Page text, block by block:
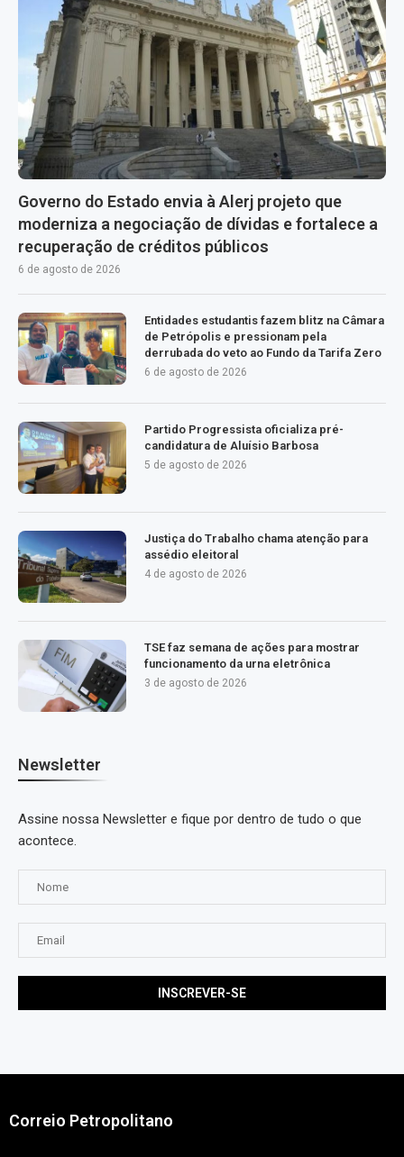
Governo do Estado envia à Alerj projeto que
moderniza a negociação de dívidas e fortalece a
recuperação de créditos públicos
6 de agosto de 2026
Entidades estudantis fazem blitz na Câmara
de Petrópolis e pressionam pela
derrubada do veto ao Fundo da Tarifa Zero
6 de agosto de 2026
Partido Progressista oficializa pré-
candidatura de Aluísio Barbosa
5 de agosto de 2026
Justiça do Trabalho chama atenção para
assédio eleitoral
4 de agosto de 2026
TSE faz semana de ações para mostrar
funcionamento da urna eletrônica
3 de agosto de 2026
Newsletter
Assine nossa Newsletter e fique por dentro de tudo o que
acontece.
Correio Petropolitano